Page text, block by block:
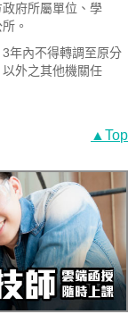
府所屬單位、學
。
年內不得轉調至原分
外之其他機關任
▲Top